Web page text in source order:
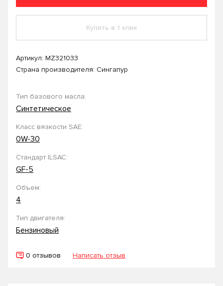
Купить в 1 клик
Артикул: MZ321033
Страна производителя: Сингапур
Тип базового масла:
Синтетическое
Класс вязкости SAE:
0W-30
Стандарт ILSAC:
GF-5
Объем:
4
Тип двигателя:
Бензиновый
0 отзывов Написать отзыв